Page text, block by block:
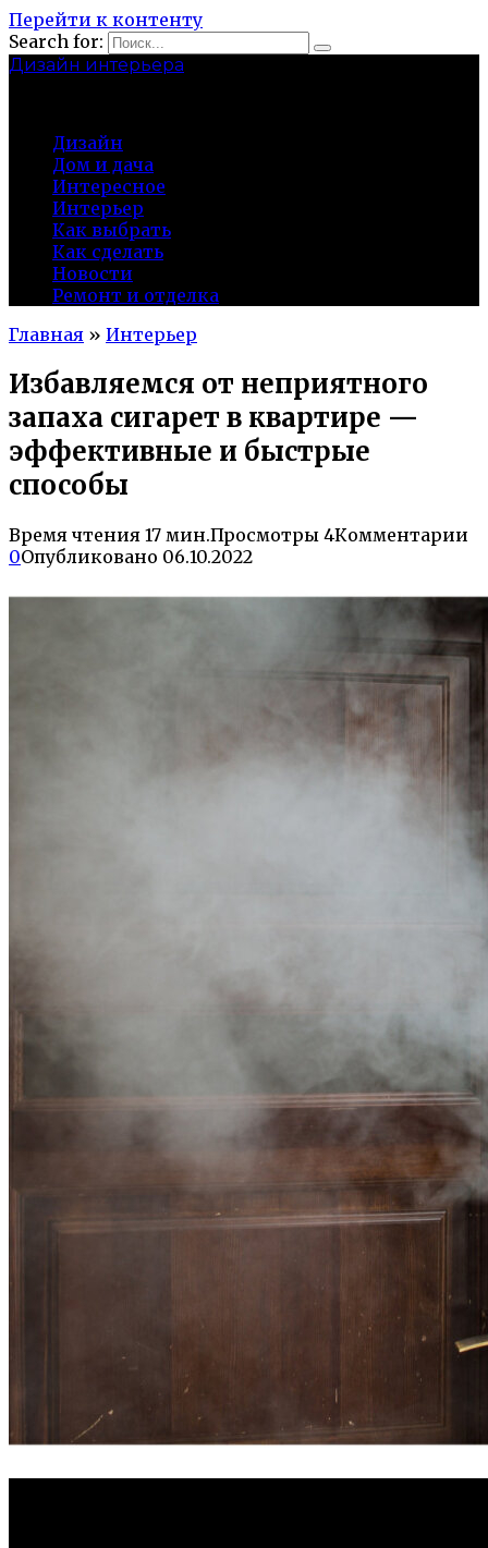
Перейти к контенту
Search for:
Дизайн интерьера
Дизайн
Дом и дача
Интересное
Интерьер
Как выбрать
Как сделать
Новости
Ремонт и отделка
Главная » Интерьер
Избавляемся от неприятного
запаха сигарет в квартире —
эффективные и быстрые
способы
Время чтения 17 мин.Просмотры 4Комментарии
0Опубликовано 06.10.2022